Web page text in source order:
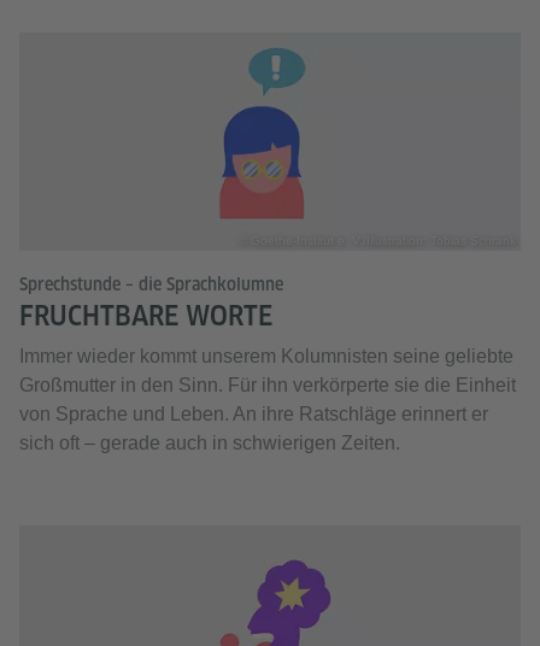
Sprechstunde – die Sprachkolumne
FRUCHTBARE WORTE
Immer wieder kommt unserem Kolumnisten seine geliebte
Großmutter in den Sinn. Für ihn verkörperte sie die Einheit
von Sprache und Leben. An ihre Ratschläge erinnert er
sich oft – gerade auch in schwierigen Zeiten.